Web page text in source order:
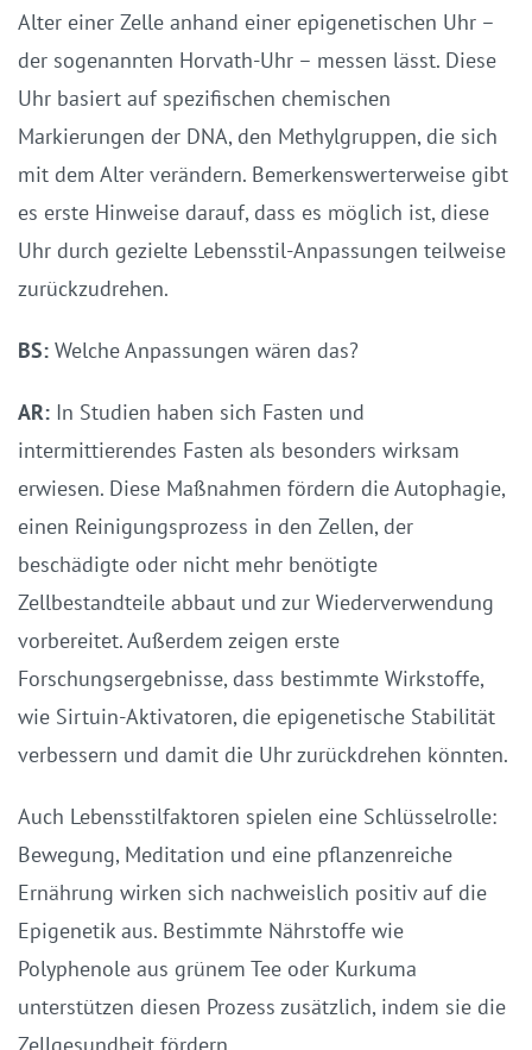
Alter einer Zelle anhand einer epigenetischen Uhr –
der sogenannten Horvath-Uhr – messen lässt. Diese
Uhr basiert auf spezifischen chemischen
Markierungen der DNA, den Methylgruppen, die sich
mit dem Alter verändern. Bemerkenswerterweise gibt
es erste Hinweise darauf, dass es möglich ist, diese
Uhr durch gezielte Lebensstil-Anpassungen teilweise
zurückzudrehen.
BS: Welche Anpassungen wären das?
AR: In Studien haben sich Fasten und
intermittierendes Fasten als besonders wirksam
erwiesen. Diese Maßnahmen fördern die Autophagie,
einen Reinigungsprozess in den Zellen, der
beschädigte oder nicht mehr benötigte
Zellbestandteile abbaut und zur Wiederverwendung
vorbereitet. Außerdem zeigen erste
Forschungsergebnisse, dass bestimmte Wirkstoffe,
wie Sirtuin-Aktivatoren, die epigenetische Stabilität
verbessern und damit die Uhr zurückdrehen könnten.
Auch Lebensstilfaktoren spielen eine Schlüsselrolle:
Bewegung, Meditation und eine pflanzenreiche
Ernährung wirken sich nachweislich positiv auf die
Epigenetik aus. Bestimmte Nährstoffe wie
Polyphenole aus grünem Tee oder Kurkuma
unterstützen diesen Prozess zusätzlich, indem sie die